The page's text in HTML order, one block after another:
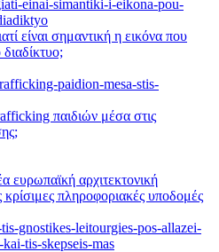
είναι σημαντική η εικόνα που
παιδιών μέσα στις
αρχιτεκτονική
κρίσιμες πληροφοριακές υποδομές